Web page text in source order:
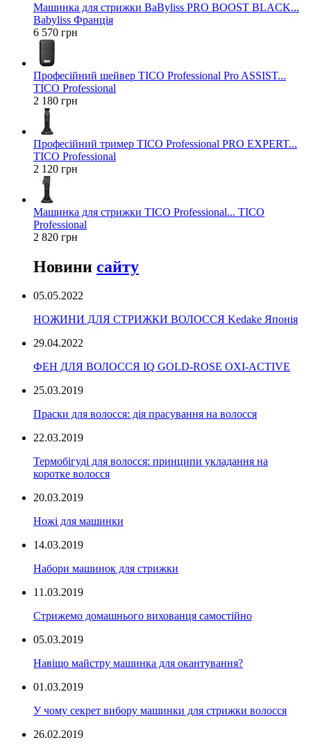
Машинка для стрижки BaByliss PRO BOOST BLACK...
Babyliss Франція
6 570 грн
Професійний шейвер TICO Professional Pro ASSIST...
TICO Professional
2 180 грн
Професійний тример TICO Professional PRO EXPERT...
TICO Professional
2 120 грн
Машинка для стрижки TICO Professional... TICO
Professional
2 820 грн
Новини сайту
05.05.2022
НОЖИНИ ДЛЯ СТРИЖКИ ВОЛОССЯ Kedake Японія
29.04.2022
ФЕН ДЛЯ ВОЛОССЯ IQ GOLD-ROSE OXI-ACTIVE
25.03.2019
Праски для волосся: дія прасування на волосся
22.03.2019
Термобігуді для волосся: принципи укладання на
коротке волосся
20.03.2019
Ножі для машинки
14.03.2019
Набори машинок для стрижки
11.03.2019
Стрижемо домашнього вихованця самостійно
05.03.2019
Навіщо майстру машинка для окантування?
01.03.2019
У чому секрет вибору машинки для стрижки волосся
26.02.2019